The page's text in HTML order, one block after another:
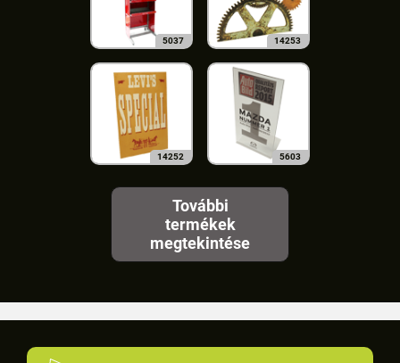
5037 14253
14252 5603
További
termékek
megtekintése